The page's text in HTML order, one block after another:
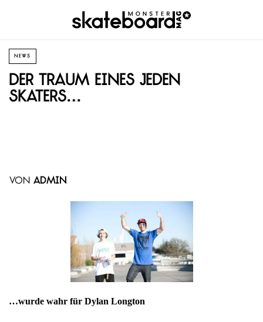
NEWS
Der Traum eines jeden
Skaters…
von admin
…wurde wahr für Dylan Longton